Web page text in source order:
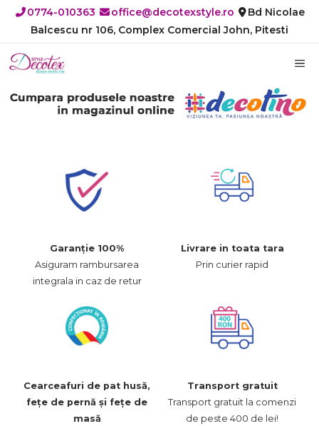
0774-010363 office@decotexstyle.ro
Bd Nicolae
Balcescu nr 106, Complex Comercial John, Pitesti
Garanție 100%
Asiguram rambursarea
integrala in caz de retur
Livrare in toata tara
Prin curier rapid
Cearceafuri de pat husă,
fețe de pernă și fețe de
masă
Transport gratuit
Transport gratuit la comenzi
de peste 400 de lei!